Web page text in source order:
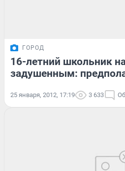
ГОРОД
16-летний школьник
задушенным:
25 января, 2012, 17:19 3 633